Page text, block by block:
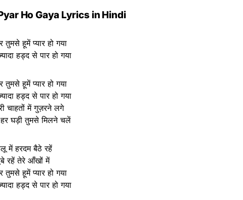
Ho Gaya Lyrics in Hindi
हूमें प्यार हो गया
हड्द से पार हो गया
हूमें प्यार हो गया
हड्द से पार हो गया
चाहतों में गुज़रने लगे
घड़ी तुमसे मिलने चलें
में हरदम बैठे रहें
रहें तेरे आँखों में
हूमें प्यार हो गया
हड्द से पार हो गया